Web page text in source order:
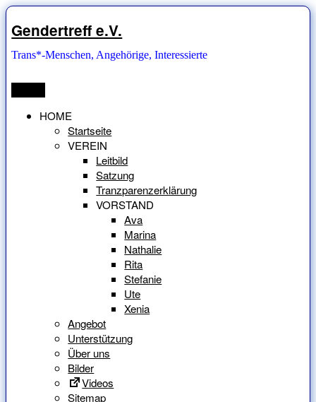
Zum
Inhalt
springen
Gendertreff e.V.
Trans*-Menschen, Angehörige, Interessierte
HOME
Startseite
VEREIN
Leitbild
Satzung
Tranzparenzerklärung
VORSTAND
Ava
Marina
Nathalie
Rita
Stefanie
Ute
Xenia
Angebot
Unterstützung
Über uns
Bilder
Videos
Sitemap